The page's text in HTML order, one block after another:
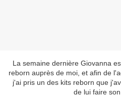
La semaine dernière Giovanna
reborn auprès de moi, et afin de
j'ai pris un des kits reborn que
de lui faire son